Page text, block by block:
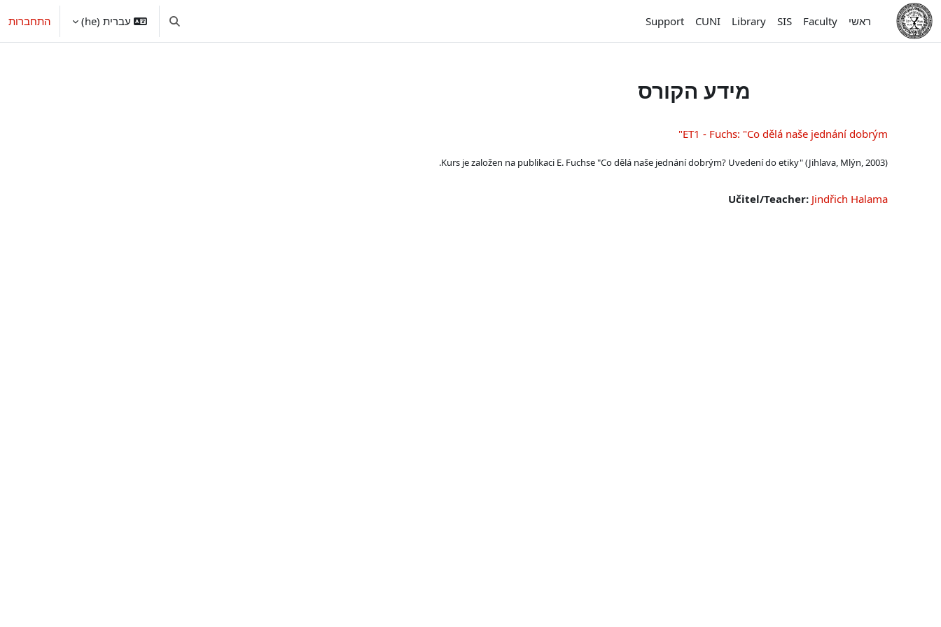
דילוג לתוכן הראשי
ראשי
Faculty
SIS
Library
CUNI
Support הצגה או הסתרה של קלט חיפוש
עברית ‎(he)‎ התחברות
מידע הקורס
ET1 - Fuchs: "Co dělá naše jednání dobrým"
Kurs je založen na publikaci E. Fuchse "Co dělá naše jednání dobrým? Uvedení do etiky" (Jihlava, Mlýn, 2003).
Učitel/Teacher: Jindřich Halama